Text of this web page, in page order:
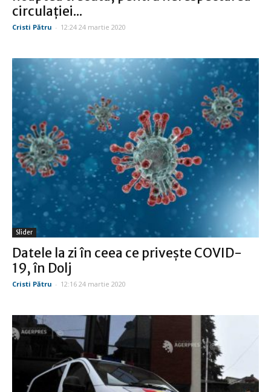
circulaţiei...
Cristi Pătru - 12:24 24 martie 2020
Slider
Datele la zi în ceea ce priveşte COVID-
19, în Dolj
Cristi Pătru - 12:16 24 martie 2020